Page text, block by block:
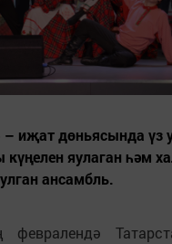
– иҗат дөньясында үз
яулаган һәм
ансамбль.